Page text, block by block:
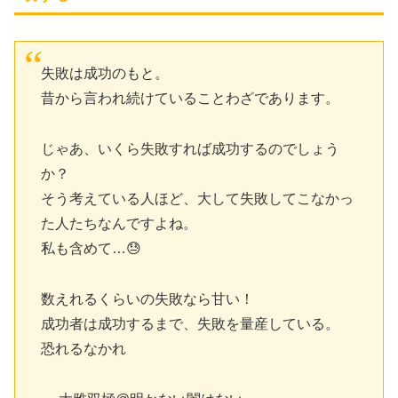
失敗は成功のもと。
昔から言われ続けていることわざであります。
じゃあ、いくら失敗すれば成功するのでしょう
か？
そう考えている人ほど、大して失敗してこなかっ
た人たちなんですよね。
私も含めて…😓
数えれるくらいの失敗なら甘い！
成功者は成功するまで、失敗を量産している。
恐れるなかれ